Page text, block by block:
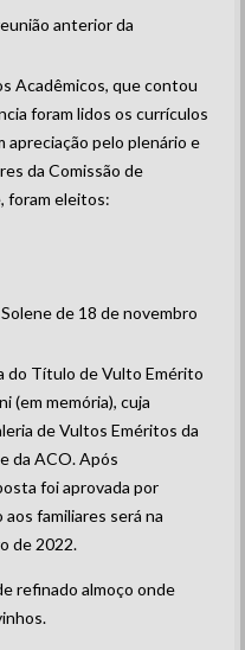
anterior da
Acadêmicos, que contou
foram lidos os currículos
apreciação pelo plenário e
da Comissão de
foram eleitos:
de 18 de novembro
do Título de Vulto Emérito
(em memória), cuja
de Vultos Eméritos da
da ACO. Após
foi aprovada por
familiares será na
de 2022.
refinado almoço onde